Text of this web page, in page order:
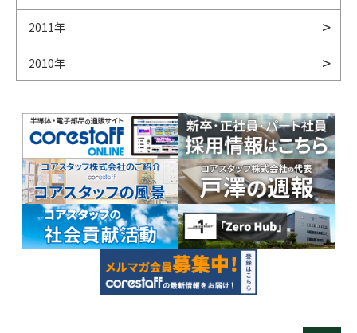
2011年
2010年